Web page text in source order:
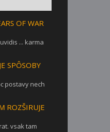
OF WAR
... karma
SPÔSOBY
postavy nech
ROZŠIRUJE
vsak tam